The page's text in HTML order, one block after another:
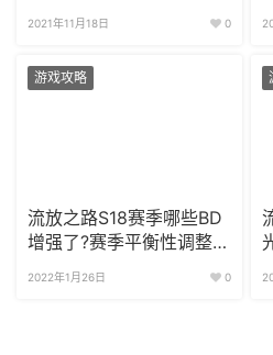
2021年11月18日 0
游戏攻略
流放之路S18赛季哪些BD
增强了?赛季平衡性调整一
2022年1月26日 0